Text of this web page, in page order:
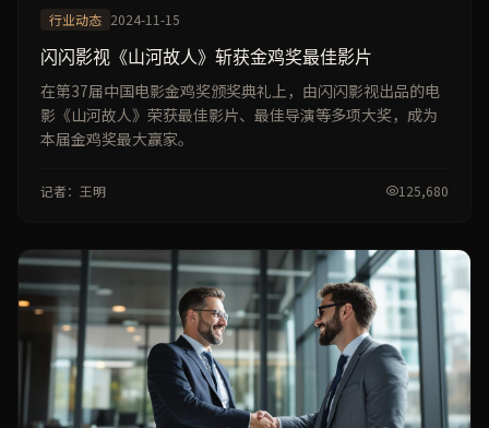
行业动态 2024-11-15
闪闪影视《山河故人》斩获金鸡奖最佳影片
在第37届中国电影金鸡奖颁奖典礼上，由闪闪影视出品的电
影《山河故人》荣获最佳影片、最佳导演等多项大奖，成为
本届金鸡奖最大赢家。
记者：王明 125,680